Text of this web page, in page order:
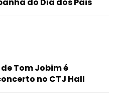
Tom Jobim é
no CTJ Hall